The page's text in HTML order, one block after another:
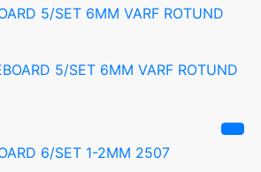
5/SET 6MM VARF ROTUND
6/SET 1-2MM 2507